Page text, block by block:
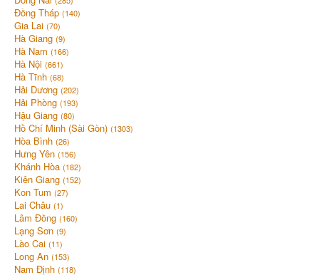
Đồng Tháp (140)
Gia Lai (70)
Hà Giang (9)
Hà Nam (166)
Hà Nội (661)
Hà Tĩnh (68)
Hải Dương (202)
Hải Phòng (193)
Hậu Giang (80)
Hồ Chí Minh (Sài Gòn) (1303)
Hòa Bình (26)
Hưng Yên (156)
Khánh Hòa (182)
Kiên Giang (152)
Kon Tum (27)
Lai Châu (1)
Lâm Đồng (160)
Lạng Sơn (9)
Lào Cai (11)
Long An (153)
Nam Định (118)